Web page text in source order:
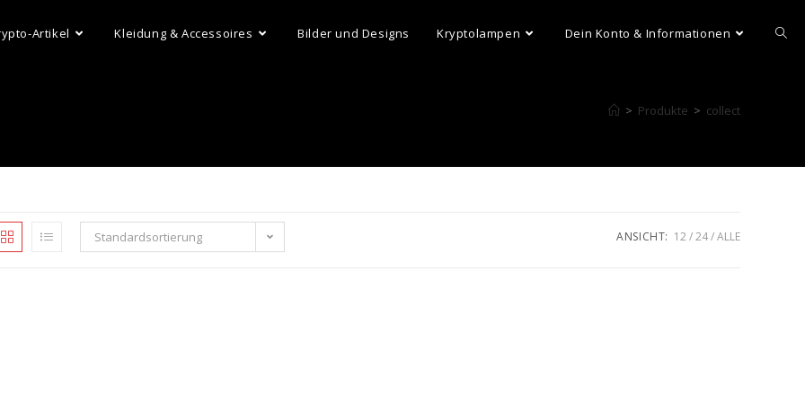
Artikel Kleidung & Accessoires Bilder und Designs Kryptolampen Dein Konto & Informationen
> Produkte > collect
Standardsortierung ANSICHT: 12 24 ALLE